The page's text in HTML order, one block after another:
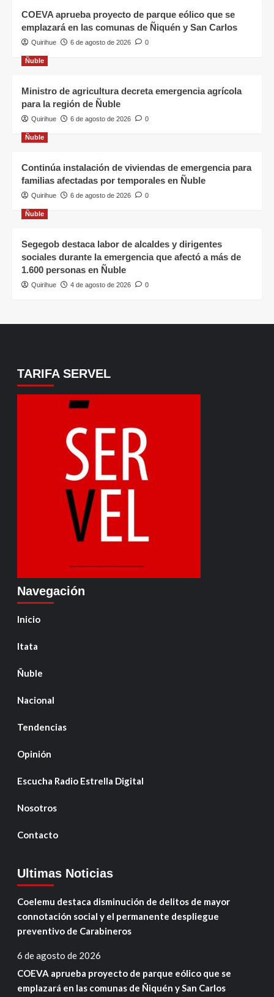
COEVA aprueba proyecto de parque eólico que se
emplazará en las comunas de Ñiquén y San Carlos
Quirihue 6 de agosto de 2026 0
Ñuble
Ministro de agricultura decreta emergencia agrícola
para la región de Ñuble
Quirihue 6 de agosto de 2026 0
Ñuble
Continúa instalación de viviendas de emergencia para
familias afectadas por temporales en Ñuble
Quirihue 6 de agosto de 2026 0
Ñuble
Segegob destaca labor de alcaldes y dirigentes
sociales durante la emergencia que afectó a más de
1.600 personas en Ñuble
Quirihue 4 de agosto de 2026 0
TARIFA SERVEL
Navegación
Inicio
Itata
Ñuble
Nacional
Tendencias
Opinión
Escucha Radio Estrella Digital
Nosotros
Contacto
Ultimas Noticias
Coelemu destaca disminución de delitos de mayor
connotación social y el permanente despliegue
preventivo de Carabineros
6 de agosto de 2026
COEVA aprueba proyecto de parque eólico que se
emplazará en las comunas de Ñiquén y San Carlos